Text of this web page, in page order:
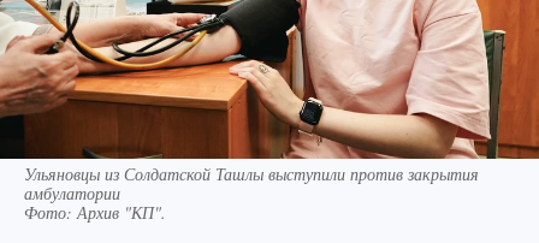
Ульяновцы из Солдатской Ташлы выступили против закрытия
амбулатории
Фото:Архив "КП".